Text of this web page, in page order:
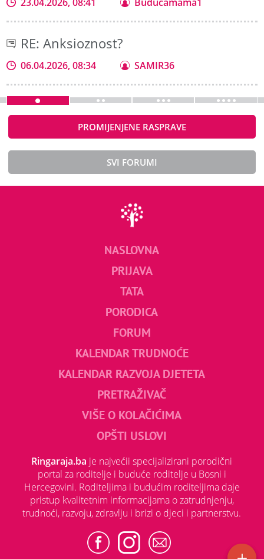
23.04.2026, 08:41 Buducamama1
RE: Anksioznost?
06.04.2026, 08:34 SAMIR36
PROMIJENJENE RASPRAVE
SVI FORUMI
NASLOVNA
PRIJAVA
TATA
PORODICA
FORUM
KALENDAR TRUDNOĆE
KALENDAR RAZVOJA DJETETA
PRETRAŽIVAČ
VIŠE O KOLAČIĆIMA
OPŠTI USLOVI
Ringaraja.ba je najvećii specijalizirani porodični
portal za roditelje i buduće roditelje u Bosni i
Hercegovini. Roditeljima i budućim roditeljima daje
pristup kvalitetnim informacijama o zatrudnjenju,
trudnoći, razvoju, zdravlju i brizi o djeci i partnerstvu.